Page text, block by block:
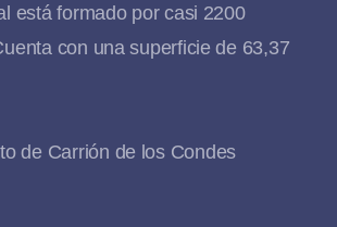
está formado por casi 2200
con una superficie de 63,37